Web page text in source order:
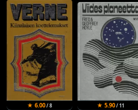
★ 6.00/ 8 ★ 5.90/ 11